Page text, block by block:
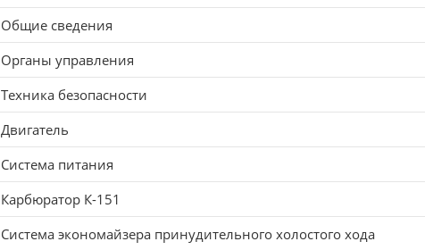
Общие сведения
Органы управления
Техника безопасности
Двигатель
Система питания
Карбюратор К-151
Система экономайзера принудительного холостого хода